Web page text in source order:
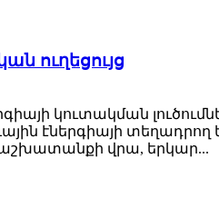
ուղեցույց
կուտակման
էներգիայի տեղադրող
աշխատանքի վրա, երկար...